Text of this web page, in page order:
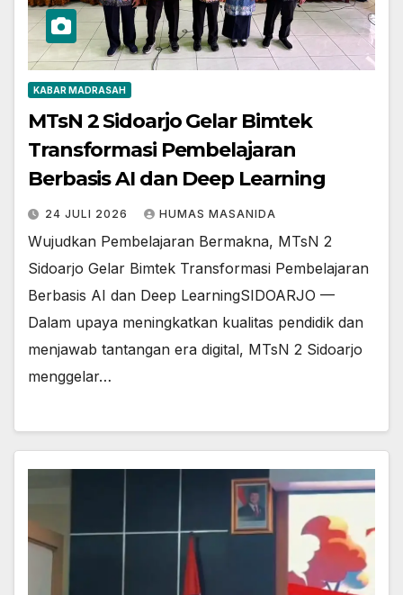
KABAR MADRASAH
MTsN 2 Sidoarjo Gelar Bimtek
Transformasi Pembelajaran
Berbasis AI dan Deep Learning
24 JULI 2026 HUMAS MASANIDA
Wujudkan Pembelajaran Bermakna, MTsN 2
Sidoarjo Gelar Bimtek Transformasi Pembelajaran
Berbasis AI dan Deep Learning​SIDOARJO —
Dalam upaya meningkatkan kualitas pendidik dan
menjawab tantangan era digital, MTsN 2 Sidoarjo
menggelar…